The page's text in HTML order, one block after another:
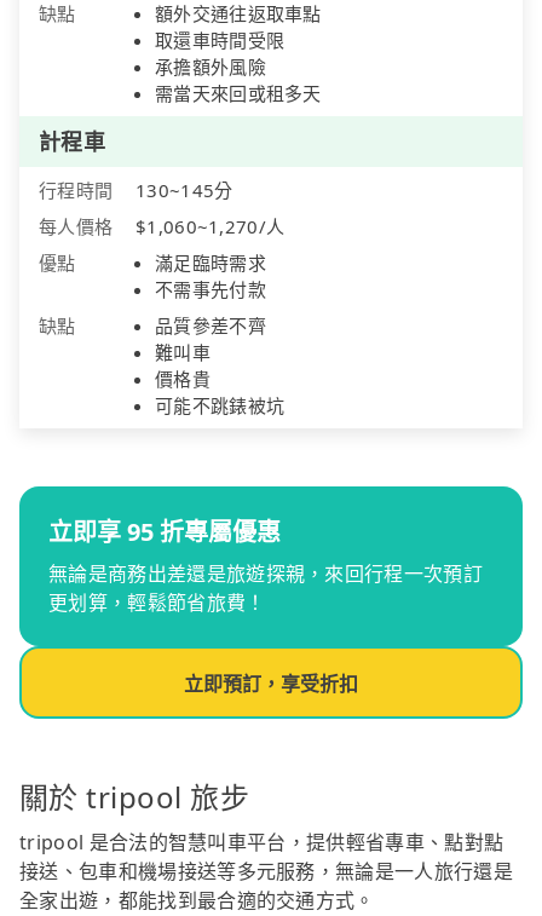
缺點
額外交通往返取車點
取還車時間受限
承擔額外風險
需當天來回或租多天
計程車
行程時間
130~145分
每人價格
$1,060~1,270/人
優點
滿足臨時需求
不需事先付款
缺點
品質參差不齊
難叫車
價格貴
可能不跳錶被坑
立即享 95 折專屬優惠
無論是商務出差還是旅遊探親，來回行程一次預訂
更划算，輕鬆節省旅費！
立即預訂，享受折扣
關於 tripool 旅步
tripool 是合法的智慧叫車平台，提供輕省專車、點對點
接送、包車和機場接送等多元服務，無論是一人旅行還是
全家出遊，都能找到最合適的交通方式。